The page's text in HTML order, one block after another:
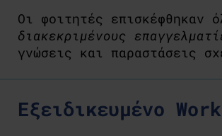
Οι φοιτητές επισκέφθηκαν
διακεκριμένους
γνώσεις και παραστάσεις
Εξειδικευμένο